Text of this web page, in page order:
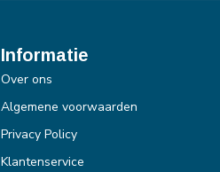
Informatie
Over ons
Algemene voorwaarden
Privacy Policy
Klantenservice